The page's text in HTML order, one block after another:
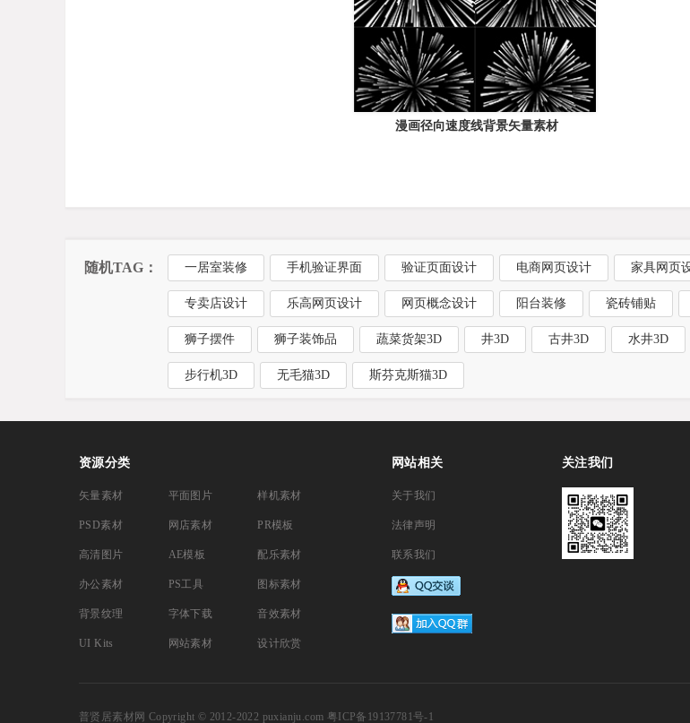
漫画径向速度线背景矢量素材
随机TAG： 一居室装修 手机验证界面 验证页面设计 电商网页设计 家具网页
专卖店设计 乐高网页设计 网页概念设计 阳台装修 瓷砖铺贴
狮子摆件 狮子装饰品 蔬菜货架3D 井3D 古井3D 水井3D
步行机3D 无毛猫3D 斯芬克斯猫3D
资源分类
矢量素材
PSD素材
高清图片
办公素材
背景纹理
UI Kits
平面图片
网店素材
AE模板
PS工具
字体下载
网站素材
样机素材
PR模板
配乐素材
图标素材
音效素材
设计欣赏
网站相关
关于我们
法律声明
联系我们
关注我们
普贤居素材网 Copyright © 2012-2022 puxianju.com 粤ICP备19137781号-1